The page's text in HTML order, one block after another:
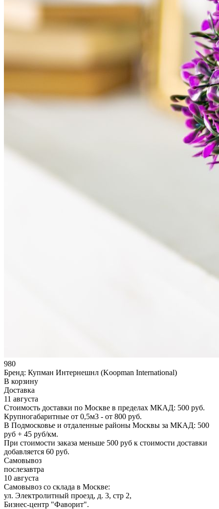
980
Бренд: Купман Интернешнл (Koopman International)
В корзину
Доставка
11 августа
Стоимость доставки по Москве в пределах МКАД: 500 руб.
Крупногабаритные от 0,5м3 - от 800 руб.
В Подмосковье и отдаленные районы Москвы за МКАД: 500
руб + 45 руб/км.
При стоимости заказа меньше 500 руб к стоимости доставки
добавляется 60 руб.
Самовывоз
послезавтра
10 августа
Самовывоз со склада в Москве:
ул. Электролитный проезд, д. 3, стр 2,
Бизнес-центр "Фаворит".